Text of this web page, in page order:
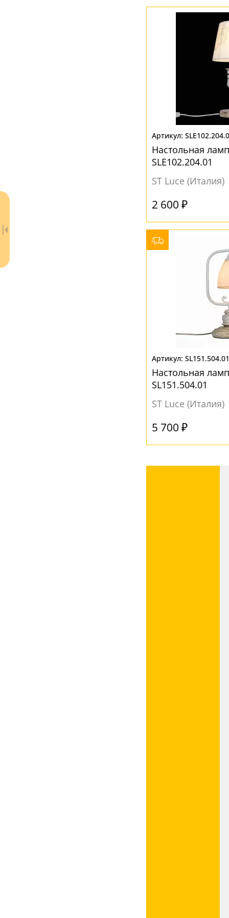
Настольная
SLE102.204.01
ST Luce (Италия)
2 600 ₽
SL151.504.01
Настольная
SL151.504.01
ST Luce (Италия)
5 700 ₽